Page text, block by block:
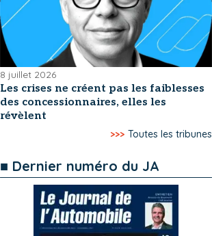
8 juillet 2026
Les crises ne créent pas les faiblesses
des concessionnaires, elles les
révèlent
>>> Toutes les tribunes
■ Dernier numéro du JA